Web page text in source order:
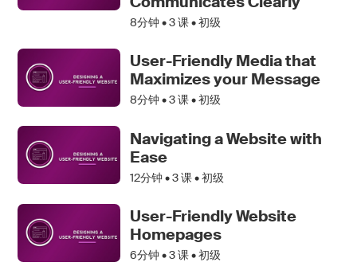
8分钟 •3课 • 初级
User-Friendly Media that
Maximizes your Message
8分钟 •3课 • 初级
Navigating a Website with
Ease
12分钟 •3课 • 初级
User-Friendly Website
Homepages
6分钟 •3课 • 初级